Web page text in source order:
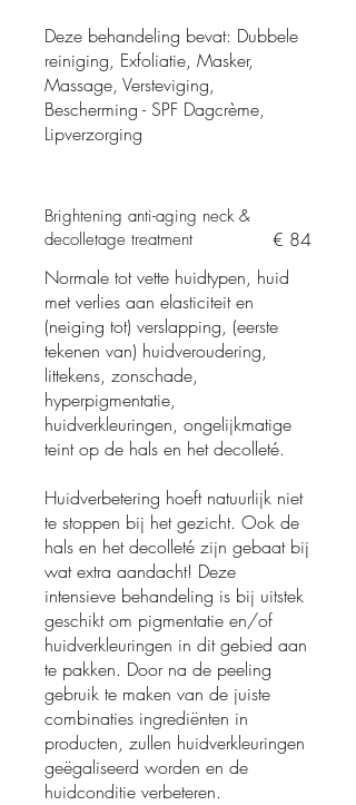
Deze behandeling bevat: Dubbele
reiniging, Exfoliatie, Masker,
Massage, Versteviging,
Bescherming - SPF Dagcrème,
Lipverzorging
Brightening anti-aging neck &
decolletage treatment
Normale tot vette huidtypen, huid
met verlies aan elasticiteit en
(neiging tot) verslapping, (eerste
tekenen van) huidveroudering,
littekens, zonschade,
hyperpigmentatie,
huidverkleuringen, ongelijkmatige
teint op de hals en het decolleté.
Huidverbetering hoeft natuurlijk niet
te stoppen bij het gezicht. Ook de
hals en het decolleté zijn gebaat bij
wat extra aandacht! Deze
intensieve behandeling is bij uitstek
geschikt om pigmentatie en/of
huidverkleuringen in dit gebied aan
te pakken. Door na de peeling
gebruik te maken van de juiste
combinaties ingrediënten in
producten, zullen huidverkleuringen
geëgaliseerd worden en de
huidconditie verbeteren.
€ 84